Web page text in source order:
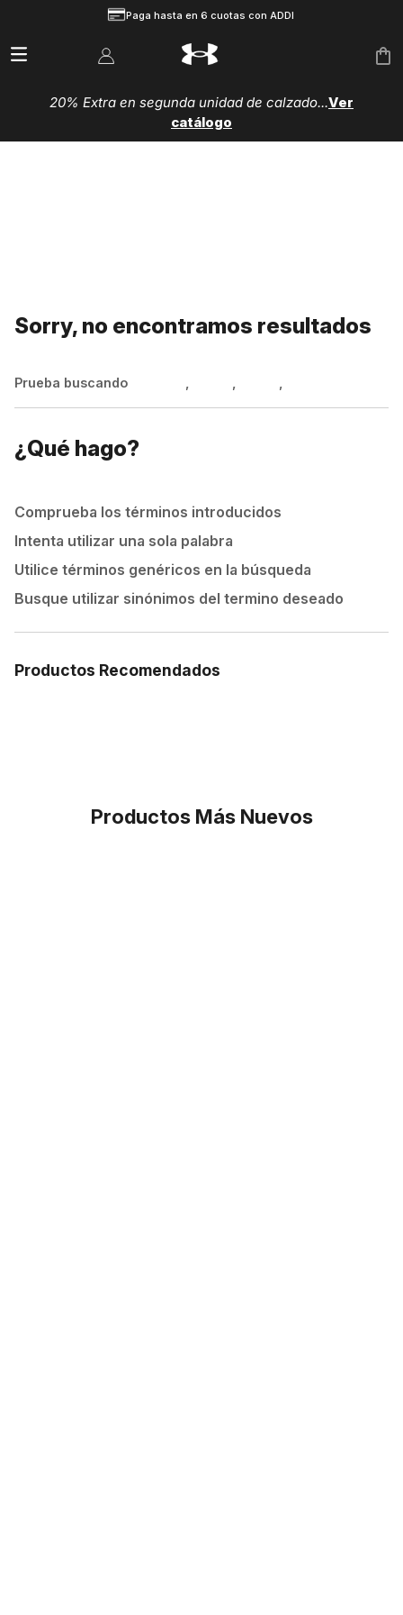
Paga hasta en 6 cuotas con ADDI
20% Extra en segunda unidad de calzado...Ver
catálogo
Sorry, no encontramos resultados
Prueba buscando , , ,
¿Qué hago?
Comprueba los términos introducidos
Intenta utilizar una sola palabra
Utilice términos genéricos en la búsqueda
Busque utilizar sinónimos del termino deseado
Productos Recomendados
Productos Más Nuevos